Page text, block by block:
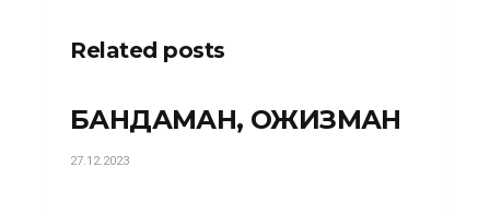
Related posts
БАНДАМАН, ОЖИЗМАН
27.12.2023